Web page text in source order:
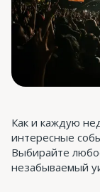
Как и каждую
интересные
Выбирайте
незабываемый